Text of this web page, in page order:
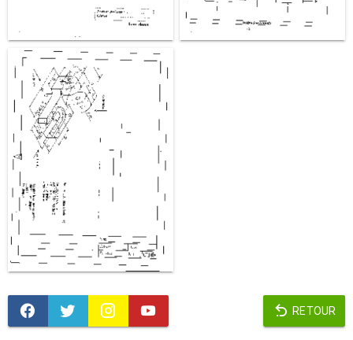
RETOUR